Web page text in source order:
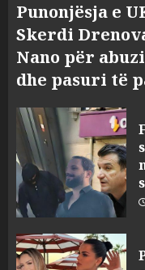
Punonjësja e
Skerdi
Nano për
dhe pasuri të